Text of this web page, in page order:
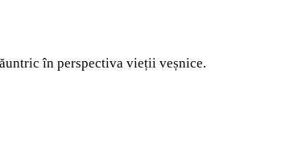
în perspectiva vieții veșnice.